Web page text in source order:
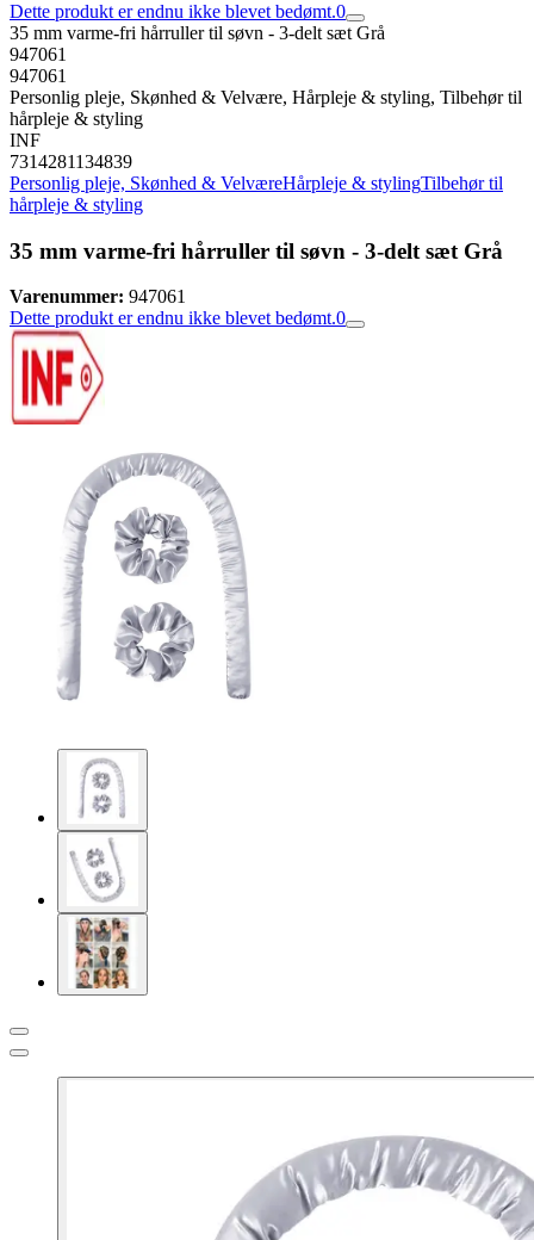
Dette produkt er endnu ikke blevet bedømt.0
35 mm varme-fri hårruller til søvn - 3-delt sæt Grå
947061
947061
Personlig pleje, Skønhed & Velvære, Hårpleje & styling, Tilbehør til
hårpleje & styling
INF
7314281134839
Personlig pleje, Skønhed & VelværeHårpleje & stylingTilbehør til
hårpleje & styling
35 mm varme-fri hårruller til søvn - 3-delt sæt Grå
Varenummer: 947061
Dette produkt er endnu ikke blevet bedømt.0